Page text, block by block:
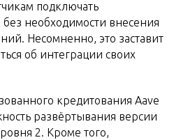
подключать
необходимости внесения
Несомненно, это заставит
об интеграции своих
кредитования Aave
развёртывания версии
2. Кроме того,